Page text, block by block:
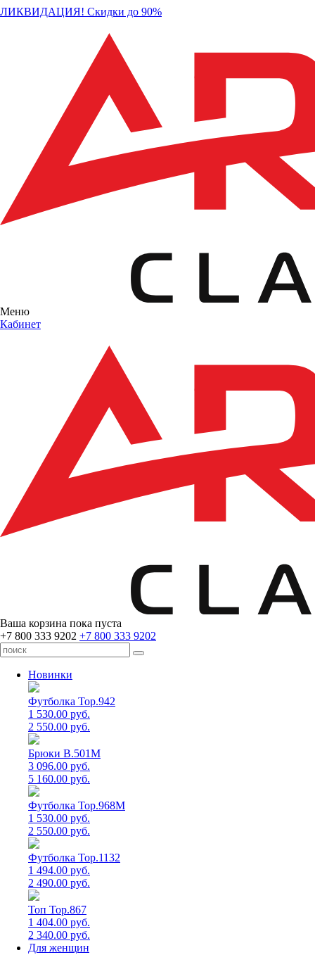
ЛИКВИДАЦИЯ! Скидки до 90%
Меню
Кабинет
Ваша корзина пока пуста
+7 800 333 9202 +7 800 333 9202
Новинки
Футболка Top.942
1 530.00 руб.
2 550.00 руб.
Брюки B.501M
3 096.00 руб.
5 160.00 руб.
Футболка Top.968M
1 530.00 руб.
2 550.00 руб.
Футболка Top.1132
1 494.00 руб.
2 490.00 руб.
Топ Top.867
1 404.00 руб.
2 340.00 руб.
Для женщин